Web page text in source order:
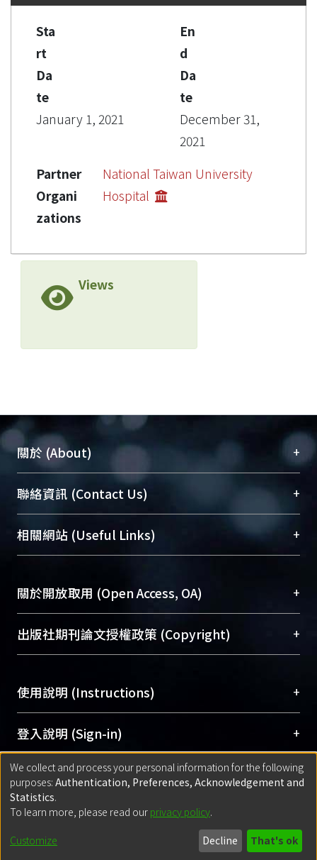
Sta
rt
Da
te
January 1, 2021
En
d
Da
te
December 31,
2021
Partner
Organi
zations
National Taiwan University
Hospital
Views
關於 (About) +
臺大位居世界頂尖大學之列，為永久珍藏及向國際
展現本校豐碩的研究成果及學術能量，圖書館整合
機構典藏（NTUR）與學術庫（AH）不同功能平
台，成為臺大學術典藏NTU scholars。期能整合研
成果。
To permanently archive and promote researcher
profiles and scholarly works, Library integrates the
services of “NTU Repository” with “Academic
聯絡資訊 (Contact Us) +
總館學科館員(Main Library)
醫學圖書館學科館員(Medical Library)
Sciences Library)
相關網站 (Useful Links) +
關於開放取用 (Open Access, OA) +
開放取用是從使用者角度提升資訊取用性的社會運
動，應用在學術研究上是透過將研究著作公開供使
用逐年攀升。同時可加速研究發展、提升研究影響
Archive）平台。 （點選深入了解OA）
出版社期刊論文授權政策 (Copyright) +
含部分內容的版權非匯入者所有，或由第三方贊
助與合作完成，請確認該版權所有者及第三方同
意提供此授權。
Please represent that the submission is your
original work, and that you have the right to
grant the rights to upload.
若欲上傳已出版的全文電子檔，可使用
policy finder
網站查詢，以確認出版單位之版權
政策。
使用說明 (Instructions) +
網站簡介(Quickstart Guide)
使用手冊(Instruction Manual)
線上預約服務(Booking Service)
登入說明 (Sign-in) +
方案一：臺灣大學計算機中心帳號登入
(With C&INC Email Account)
方案二：ORCID帳號登入(With ORCID)
匯入著作 (Submission) +
方案一：定期更新ORCID者，以ID匯入
for identifier (ORCID))
方案二：
(Default mode Submission)
Built withDSpace-CRIS software
- Extension maintained and optimized
We collect and process your personal information for the following
purposes: Authentication, Preferences, Acknowledgement and
Statistics.
To learn more, please read our privacy policy.
Customize Decline That's ok